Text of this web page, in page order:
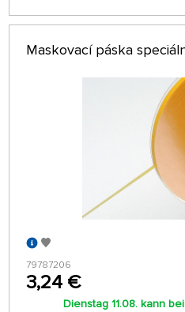
Maskovací páska
79787206
3,24 €
Dienstag 11.08. kann